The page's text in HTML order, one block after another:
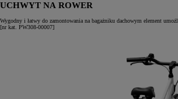
UCHWYT NA ROWER
Wygodny i łatwy do zamontowania na bagażniku dachowym element
[nr kat. PW308-00007]